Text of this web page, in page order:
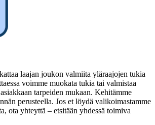
laajan joukon valmiita yläraajojen tukia
voimme muokata tukia tai valmistaa
tarpeiden mukaan. Kehitämme
perusteella. Jos et löydä valikoimastamme
ota yhteyttä – etsitään yhdessä toimiva